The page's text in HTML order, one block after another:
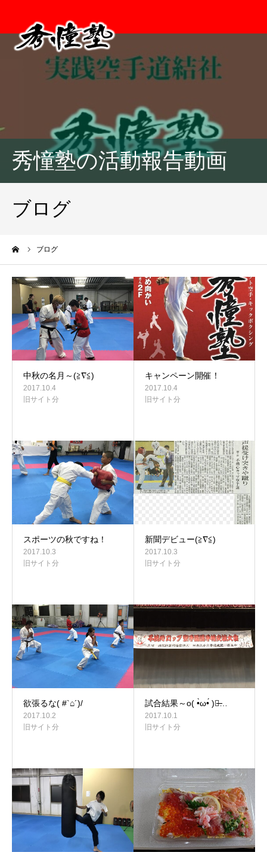
秀憧塾の活動報告動画
ブログ
ブログ
中秋の名月～(≧∇≦)
2017.10.4
旧サイト分
キャンペーン開催！
2017.10.4
旧サイト分
スポーツの秋ですね！
2017.10.3
旧サイト分
新聞デビュー(≧∇≦)
2017.10.3
旧サイト分
欲張るな( #`⌂´)/
2017.10.2
旧サイト分
試合結果～o( •̀ω•́ )〇̶…
2017.10.1
旧サイト分